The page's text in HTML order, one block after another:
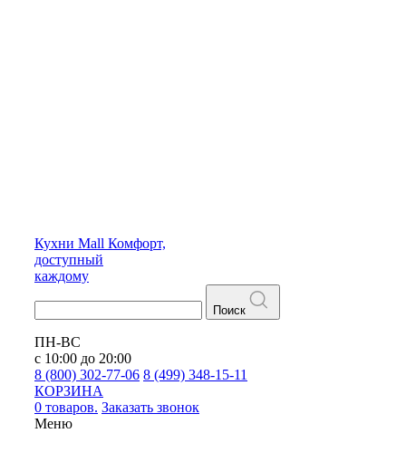
Кухни Mall Комфорт,
доступный
каждому
Поиск
ПН-ВС
с 10:00 до 20:00
8 (800) 302-77-06 8 (499) 348-15-11
КОРЗИНА
0 товаров. Заказать звонок
Меню